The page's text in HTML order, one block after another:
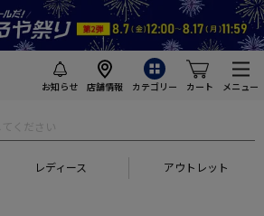
お知らせ 店舗情報 カテゴリー カート メニュー
レディース アウトレット
トアップ スーツ